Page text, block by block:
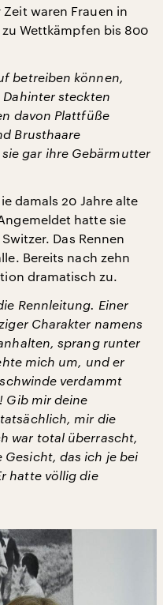
waren Frauen in
Wettkämpfen bis 800
betreiben können,
steckten
davon Plattfüße
Brusthaare
gar ihre Gebärmutter
damals 20 Jahre alte
hatte sie
Das Rennen
Bereits nach zehn
dramatisch zu.
Rennleitung. Einer
Charakter namens
sprang runter
mich um, und er
verdammt
Gib mir deine
mir die
war total überrascht,
das ich je bei
hatte völlig die